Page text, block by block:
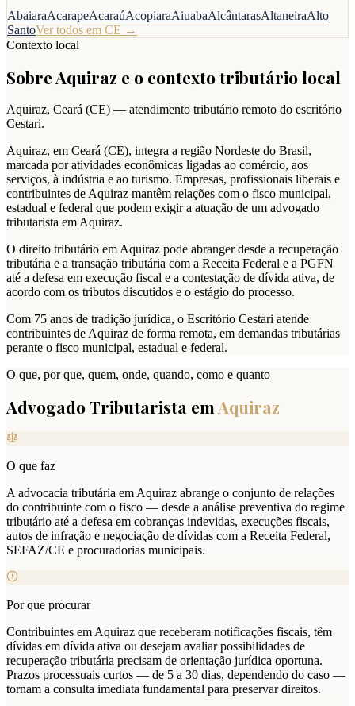
AbaiaraAcarapeAcaraúAcopiaraAiuabaAlcântarasAltaneiraAlto
SantoVer todos em CE →
Contexto local
SobreAquiraz e o contexto tributário local
Aquiraz, Ceará (CE) — atendimento tributário remoto do escritório
Cestari.
Aquiraz, em Ceará (CE), integra a região Nordeste do Brasil,
marcada por atividades econômicas ligadas ao comércio, aos
serviços, à indústria e ao turismo. Empresas, profissionais liberais e
contribuintes de Aquiraz mantêm relações com o fisco municipal,
estadual e federal que podem exigir a atuação de um advogado
tributarista em Aquiraz.
O direito tributário em Aquiraz pode abranger desde a recuperação
tributária e a transação tributária com a Receita Federal e a PGFN
até a defesa em execução fiscal e a contestação de dívida ativa, de
acordo com os tributos discutidos e o estágio do processo.
Com 75 anos de tradição jurídica, o Escritório Cestari atende
contribuintes de Aquiraz de forma remota, em demandas tributárias
perante o fisco municipal, estadual e federal.
O que, por que, quem, onde, quando, como e quanto
Advogado Tributarista em Aquiraz
O que faz
A advocacia tributária em Aquiraz abrange o conjunto de relações
do contribuinte com o fisco — desde a análise preventiva do regime
tributário até a defesa em cobranças indevidas, execuções fiscais,
autos de infração e negociação de dívidas com a Receita Federal,
SEFAZ/CE e procuradorias municipais.
Por que procurar
Contribuintes em Aquiraz que receberam notificações fiscais, têm
dívidas em dívida ativa ou desejam avaliar possibilidades de
recuperação tributária precisam de orientação jurídica oportuna.
Prazos processuais curtos — de 5 a 30 dias, dependendo do caso —
tornam a consulta imediata fundamental para preservar direitos.